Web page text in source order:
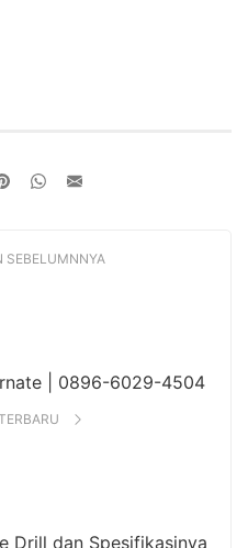
SEBELUMNNYA
| 0896-6029-4504
Drill dan Spesifikasinya